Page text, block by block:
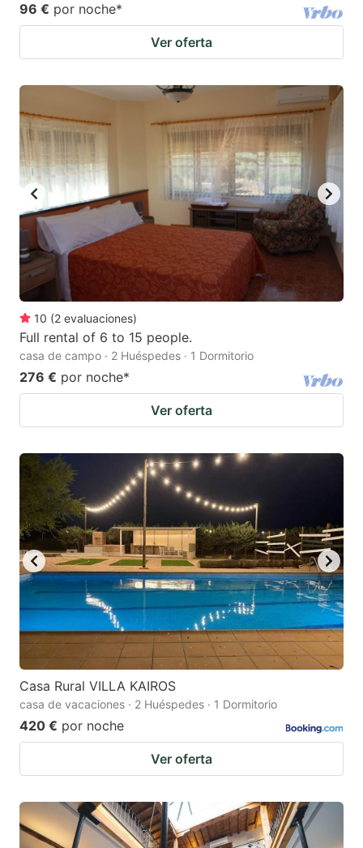
96 € por noche*
Ver oferta
10 (2 evaluaciones)
Full rental of 6 to 15 people.
casa de campo · 2 Huéspedes · 1 Dormitorio
276 € por noche*
Ver oferta
Casa Rural VILLA KAIROS
casa de vacaciones · 2 Huéspedes · 1 Dormitorio
420 € por noche
Ver oferta